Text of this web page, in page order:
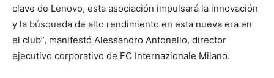
clave de Lenovo, esta asociación impulsará la innovación
y la búsqueda de alto rendimiento en esta nueva era en
el club”, manifestó Alessandro Antonello, director
ejecutivo corporativo de FC Internazionale Milano.